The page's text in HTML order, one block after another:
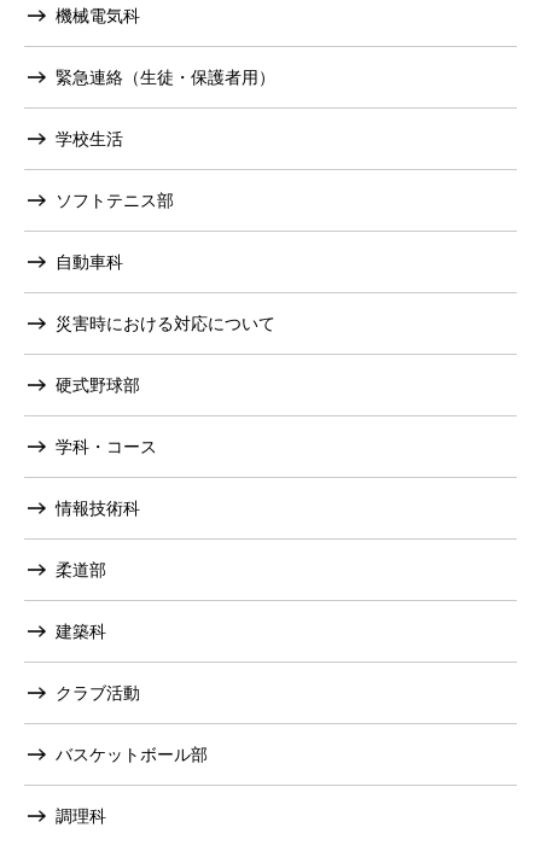
機械電気科
緊急連絡（生徒・保護者用）
学校生活
ソフトテニス部
自動車科
災害時における対応について
硬式野球部
学科・コース
情報技術科
柔道部
建築科
クラブ活動
バスケットボール部
調理科